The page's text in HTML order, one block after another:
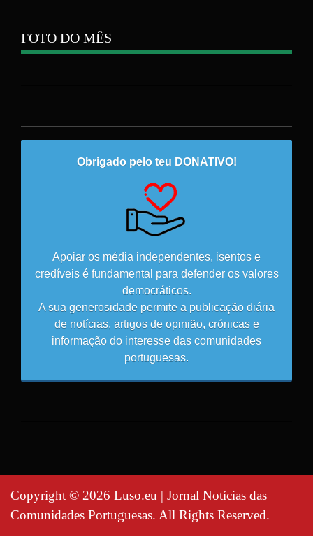
FOTO DO MÊS
Obrigado pelo teu DONATIVO!
Apoiar os média independentes, isentos e
credíveis é fundamental para defender os valores
democráticos.
A sua generosidade permite a publicação diária
de notícias, artigos de opinião, crónicas e
informação do interesse das comunidades
portuguesas.
Copyright © 2026 Luso.eu | Jornal Notícias das
Comunidades Portuguesas. All Rights Reserved.